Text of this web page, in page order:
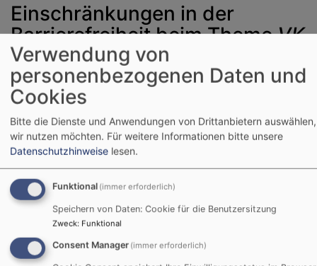
Einschränkungen in der
Barrierefreiheit beim ThemeVK
Philippus next
Hier den Text für vk_blockly einfügen.
Nicht barrierefreie Inhalte
Die nachstehend aufgeführten Inhalte sind aus den
folgenden Gründen nicht barrierefrei:
Barrieren Melden, Feedback
und Kontaktangaben
Sind Ihnen Barrieren beim Zugang zu Inhalten auf
Verwendung von
personenbezogenen Daten und
Cookies
Bitte die Dienste und Anwendungen von Drittanbietern
wir nutzen möchten. Für weitere Informationen bitte unsere
Datenschutzhinweise lesen.
Funktional (immer erforderlich)
Speichern von Daten: Cookie für die Benutzersitzung
Zweck: Funktional
Consent Manager (immer erforderlich)